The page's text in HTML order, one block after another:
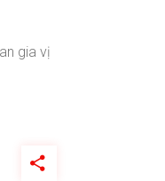
gia vị